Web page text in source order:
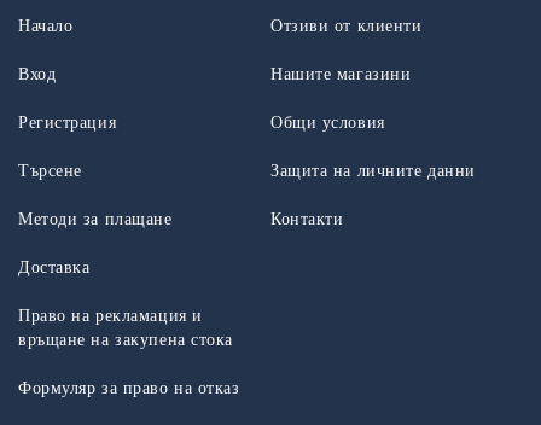
Начало
Вход
Регистрация
Търсене
Отзиви от клиенти
Нашите магазини
Общи условия
Защита на личните данни
Методи за плащане
Доставка
Право на рекламация и
връщане на закупена стока
Формуляр за право на отказ
Контакти